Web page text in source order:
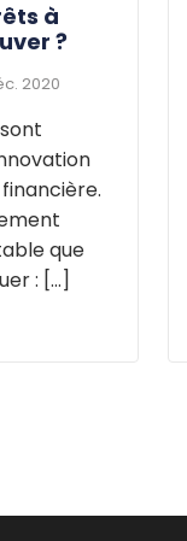
à
?
2020
que
: [...]